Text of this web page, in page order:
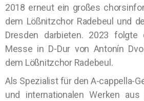
2018 erneut ein großes
dem Lößnitzchor Radebeul und
Dresden darbieten. 2023
Messe in D-Dur von Antonín
dem Lößnitzchor Radebeul.
Als Spezialist für den A-cappella-
und internationalen Werken